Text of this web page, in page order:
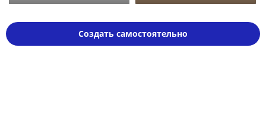
Создать самостоятельно